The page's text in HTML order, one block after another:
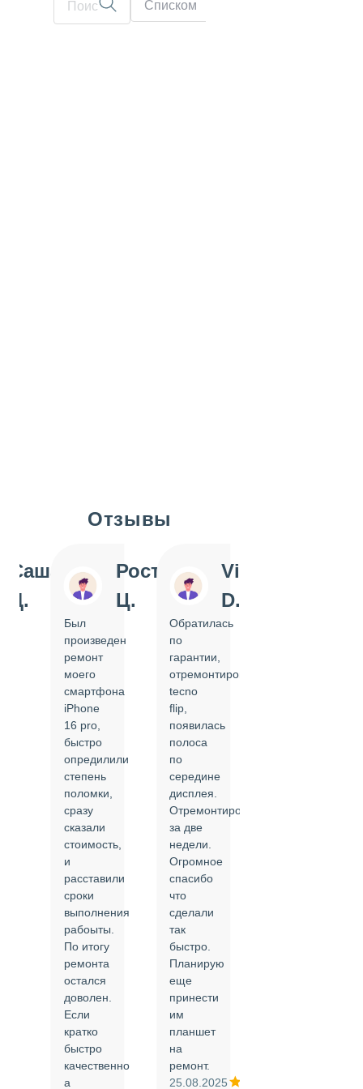
Списком
Отзывы
Саша
Д.
Ростислав
Ц.
Был
произведен
ремонт
моего
смартфона
iPhone
16 pro,
быстро
опредилили
степень
поломки,
сразу
сказали
стоимость,
и
расставили
сроки
выполнения
рабоыты.
По итогу
ремонта
остался
доволен.
Если
кратко
быстро
качественно
а
Vi
D.
Обратилась
по
гарантии,
отремонтировать
tecno
flip,
появилась
полоса
по
середине
дисплея.
Отремонтировали
за две
недели.
Огромное
спасибо
что
сделали
так
быстро.
Планирую
еще
принести
им
планшет
на
ремонт.
25.08.2025